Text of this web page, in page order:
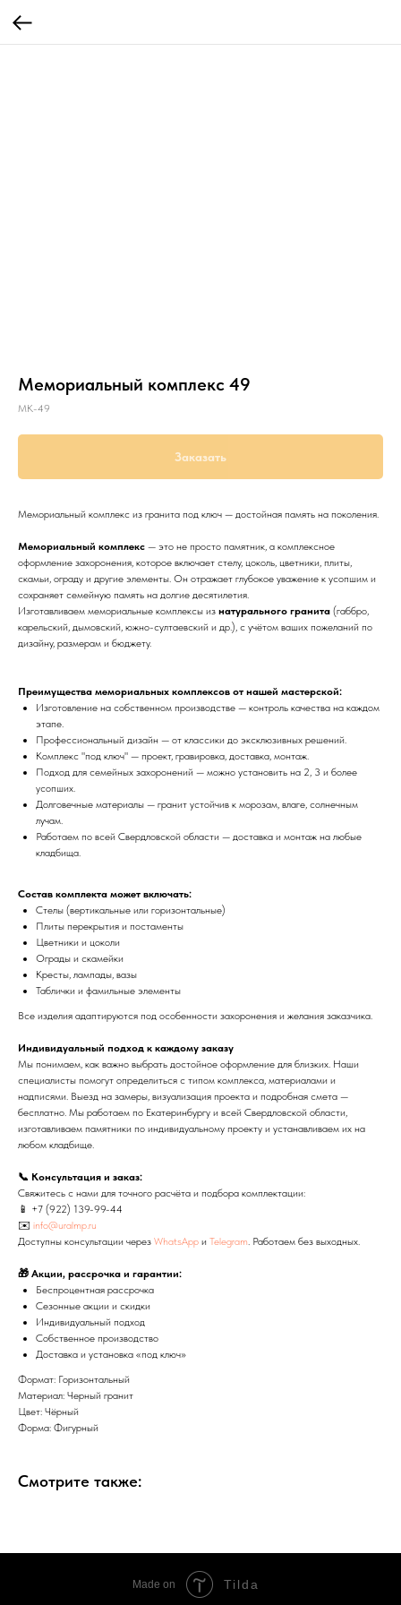
Мемориальный комплекс 49
MK-49
Заказать
Мемориальный комплекс из гранита под ключ — достойная память на поколения.
Мемориальный комплекс — это не просто памятник, а комплексное
оформление захоронения, которое включает стелу, цоколь, цветники, плиты,
скамьи, ограду и другие элементы. Он отражает глубокое уважение к усопшим и
сохраняет семейную память на долгие десятилетия.
Изготавливаем мемориальные комплексы из натурального гранита (габбро,
карельский, дымовский, южно-султаевский и др.), с учётом ваших пожеланий по
дизайну, размерам и бюджету.
Преимущества мемориальных комплексов от нашей мастерской:
Изготовление на собственном производстве — контроль качества на каждом
этапе.
Профессиональный дизайн — от классики до эксклюзивных решений.
Комплекс "под ключ" — проект, гравировка, доставка, монтаж.
Подход для семейных захоронений — можно установить на 2, 3 и более
усопших.
Долговечные материалы — гранит устойчив к морозам, влаге, солнечным
лучам.
Работаем по всей Свердловской области — доставка и монтаж на любые
кладбища.
Состав комплекта может включать:
Стелы (вертикальные или горизонтальные)
Плиты перекрытия и постаменты
Цветники и цоколи
Ограды и скамейки
Кресты, лампады, вазы
Таблички и фамильные элементы
Все изделия адаптируются под особенности захоронения и желания заказчика.
Индивидуальный подход к каждому заказу
Мы понимаем, как важно выбрать достойное оформление для близких. Наши
специалисты помогут определиться с типом комплекса, материалами и
надписями. Выезд на замеры, визуализация проекта и подробная смета —
бесплатно. Мы работаем по Екатеринбургу и всей Свердловской области,
изготавливаем памятники по индивидуальному проекту и устанавливаем их на
любом кладбище.
📞 Консультация и заказ:
Свяжитесь с нами для точного расчёта и подбора комплектации:
📱 +7 (922) 139-99-44
✉️ info@uralmp.ru
Доступны консультации через WhatsApp и Telegram. Работаем без выходных.
🎁 Акции, рассрочка и гарантии:
Беспроцентная рассрочка
Сезонные акции и скидки
Индивидуальный подход
Собственное производство
Доставка и установка «под ключ»
Формат: Горизонтальный
Материал: Черный гранит
Цвет: Чёрный
Форма: Фигурный
Смотрите также:
Made on Tilda